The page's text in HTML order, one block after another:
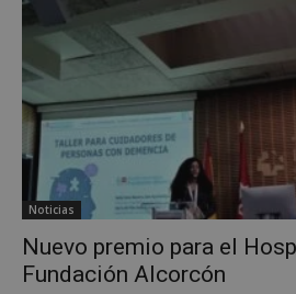
Noticias
Nuevo premio para el
Fundación Alcorcón